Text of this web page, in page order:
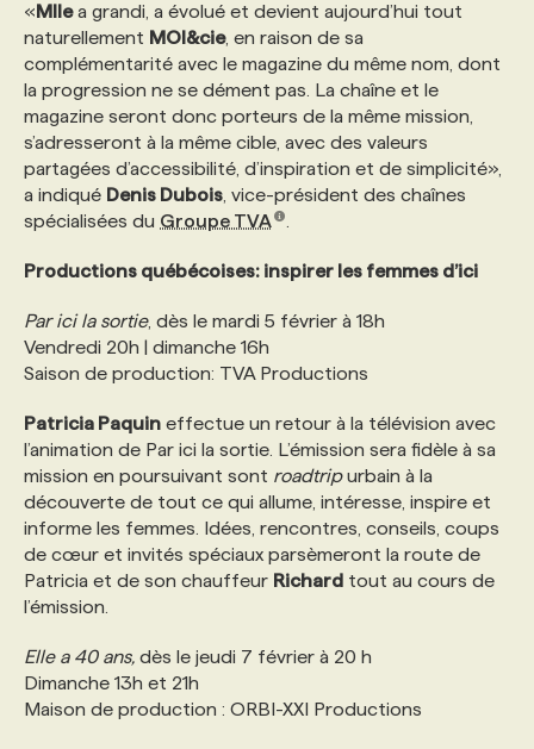
ANNONCEZ AVEC NOUS
«Mllea grandi, a évolué et devient aujourd’hui tout
naturellement MOI&cie, en raison de sa
complémentarité avec le magazine du même nom, dont
la progression ne se dément pas. La chaîne et le
magazine seront donc porteurs de la même mission,
s’adresseront à la même cible, avec des valeurs
partagées d’accessibilité, d’inspiration et de simplicité»,
a indiqué Denis Dubois , vice-président des chaînes
spécialisées du Groupe TVA
Productions québécoises: inspirer les femmes d’ici
Par ici la sortie, dès le mardi 5 février à 18h
Vendredi 20h | dimanche 16h
Saison de production: TVA Productions
Patricia Paquin effectue un retour à la télévision avec
l’animation de Par ici la sortie. L’émission sera fidèle à sa
mission en poursuivant sont roadtripurbain à la
découverte de tout ce qui allume, intéresse, inspire et
informe les femmes. Idées, rencontres, conseils, coups
de cœur et invités spéciaux parsèmeront la route de
Patricia et de son chauffeur Richard tout au cours de
l’émission.
Elle a 40 ans, dès le jeudi 7 février à 20 h
Dimanche 13h et 21h
Maison de production : ORBI-XXI Productions